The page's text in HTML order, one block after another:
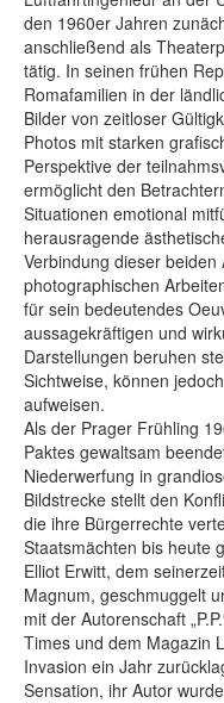
den 1960er Jahren
anschließend als
tätig. In seinen frühen
Romafamilien in der
Bilder von zeitloser
Photos mit starken
Perspektive der
ermöglicht den
Situationen emotional
herausragende
Verbindung dieser
photographischen
für sein bedeutendes
aussagekräftigen und
Darstellungen beruhen
Sichtweise, können
aufweisen.
Als der Prager Frühling
Paktes gewaltsam
Niederwerfung in
Bildstrecke stellt den
die ihre Bürgerrechte
Staatsmächten bis heute
Elliot Erwitt, dem
Magnum, geschmuggelt
mit der Autorenschaft
Times und dem Magazin
Invasion ein Jahr
Sensation, ihr Autor